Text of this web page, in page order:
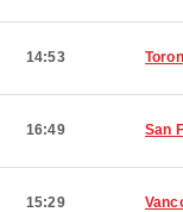
14:53
16:49 San
15:29